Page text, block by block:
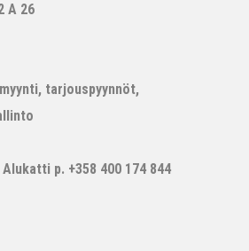
A 26
tarjouspyynnöt,
p. +358 400 174 844